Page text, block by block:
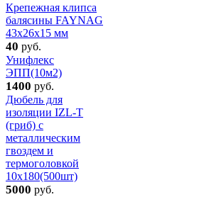
Крепежная клипса
балясины FAYNAG
43x26x15 мм
40 руб.
Унифлекс
ЭПП(10м2)
1400 руб.
Дюбель для
изоляции IZL-T
(гриб) с
металлическим
гвоздем и
термоголовкой
10х180(500шт)
5000 руб.